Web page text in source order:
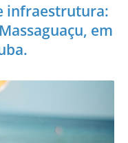
infraestrutura:
em